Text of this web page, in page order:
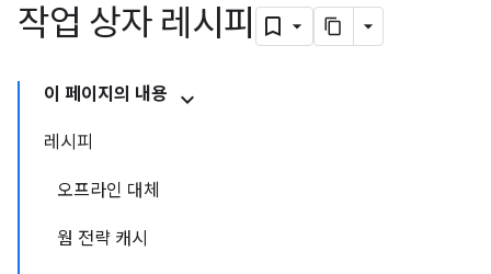
작업 상자 레시피
이 페이지의 내용
레시피
오프라인 대체
웜 전략 캐시